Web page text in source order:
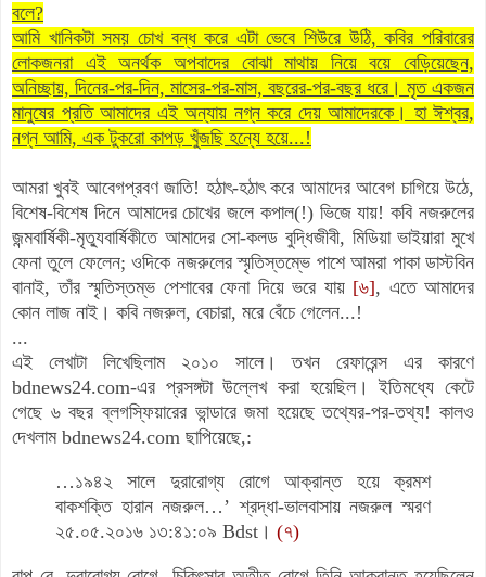
বলে?
আমি খানিকটা সময় চোখ বন্ধ করে এটা ভেবে শিউরে উঠি, কবির পরিবারের
লোকজনরা এই অনর্থক অপবাদের বোঝা মাথায় নিয়ে বয়ে বেড়িয়েছেন,
অনিচ্ছায়, দিনের-পর-দিন, মাসের-পর-মাস, বছরের-পর-বছর ধরে। মৃত একজন
মানুষের প্রতি আমাদের এই অন্যায় নগ্ন করে দেয় আমাদেরকে। হা ঈশ্বর,
নগ্ন আমি, এক টুকরো কাপড় খুঁজছি হন্যে হয়ে...!
আমরা খুবই আবেগপ্রবণ জাতি! হঠাৎ-হঠাৎ করে আমাদের আবেগ চাগিয়ে উঠে,
বিশেষ-বিশেষ দিনে আমাদের চোখের জলে কপাল(!) ভিজে যায়! কবি নজরুলের
জন্মবার্ষিকী-মৃত্যুবার্ষিকীতে আমাদের সো-কলড বুদ্ধিজীবী, মিডিয়া ভাইয়ারা মুখে
ফেনা তুলে ফেলেন; ওদিকে নজরুলের স্মৃতিস্তম্ভে পাশে আমরা পাকা ডাস্টবিন
বানাই, তাঁর স্মৃতিস্তম্ভ পেশাবের ফেনা দিয়ে ভরে যায় [৬], এতে আমাদের
কোন লাজ নাই। কবি নজরুল, বেচারা, মরে বেঁচে গেলেন...!
...
এই লেখাটা লিখেছিলাম ২০১০ সালে। তখন রেফারেন্স এর কারণে
bdnews24.com-এর প্রসঙ্গটা উল্লেখ করা হয়েছিল। ইতিমধ্যে কেটে
গেছে ৬ বছর ব্লগস্ফিয়ারের ভান্ডারে জমা হয়েছে তথ্যের-পর-তথ্য! কালও
দেখলাম bdnews24.com ছাপিয়েছে,:
…১৯৪২ সালে দুরারোগ্য রোগে আক্রান্ত হয়ে ক্রমশ
বাকশক্তি হারান নজরুল…’ শ্রদ্ধা-ভালবাসায় নজরুল স্মরণ
২৫.০৫.২০১৬ ১৩:৪১:০৯ Bdst। (৭)